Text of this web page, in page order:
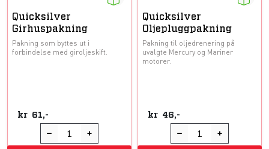
Quicksilver
Girhuspakning
Pakning som byttes ut i
forbindelse med giroljeskift.
kr 61,-
Quicksilver
Oljepluggpakning
Pakning til oljedrenering på
uvalgte Mercury og Mariner
motorer.
kr 46,-